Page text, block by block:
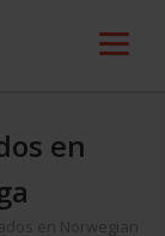
en
en Norwegian